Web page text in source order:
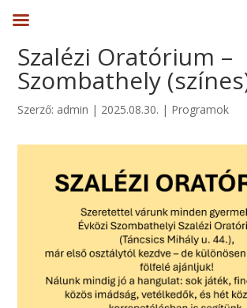
Szalézi Oratórium –
Szombathely
Szerző: admin | 2025.08.30. | Programok